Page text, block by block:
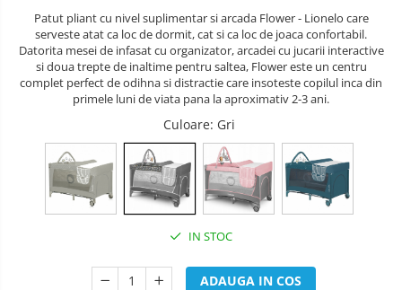
Porti de siguranta
Dulap si cutii jucarii
Sac de dormit copii
Leagane & balansoare & sezlonguri
Covorase de joaca
Premergatoare
Skateboard
Scaune de biciclete copii
Patut pliant cu nivel suplimentar si arcada Flower - Lionelo care
serveste atat ca loc de dormit, cat si ca loc de joaca confortabil.
Datorita mesei de infasat cu organizator, arcadei cu jucarii interactive
si doua trepte de inaltime pentru saltea, Flower este un centru
complet perfect de odihna si distractie care insoteste copilul inca din
primele luni de viata pana la aproximativ 2-3 ani.
Culoare: Gri
IN STOC
ADAUGA IN COS